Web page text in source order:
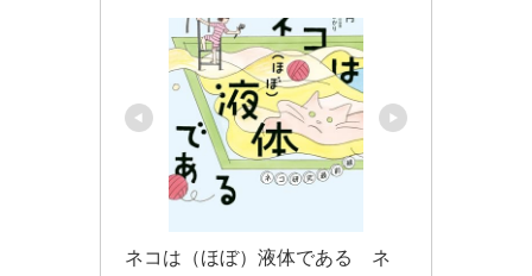
ネコは（ほぼ）液体である　ネ